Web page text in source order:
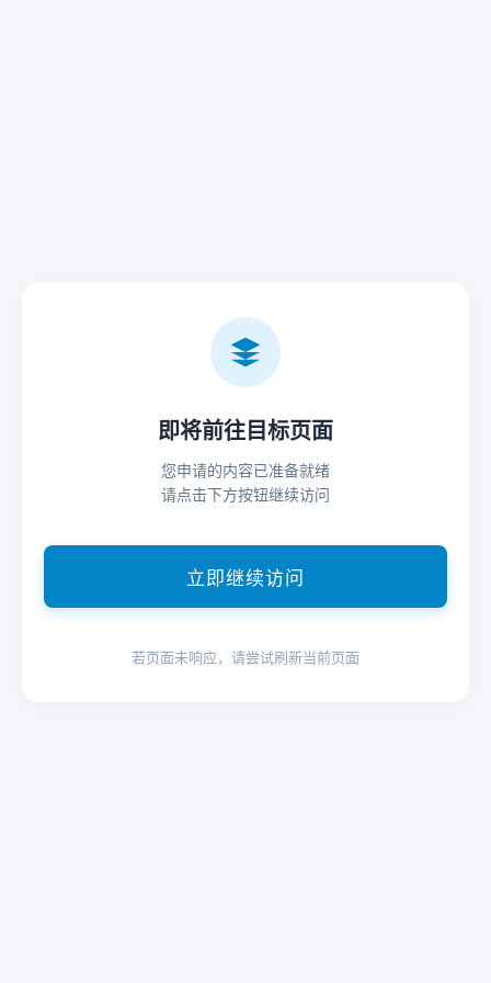
即将前往目标页面
您申请的内容已准备就绪
请点击下方按钮继续访问
立即继续访问
若页面未响应，请尝试刷新当前页面